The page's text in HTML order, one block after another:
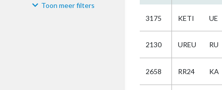
Materiaal Toon meer filters
3175 KETI UE
2130 UREU RU
2658 RR24 KA